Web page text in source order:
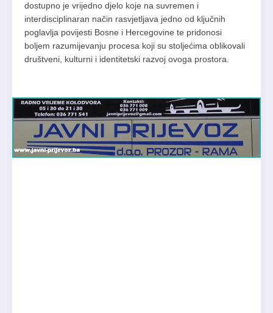
dostupno je vrijedno djelo koje na suvremen i
interdisciplinaran način rasvjetljava jedno od ključnih
poglavlja povijesti Bosne i Hercegovine te pridonosi
boljem razumijevanju procesa koji su stoljećima oblikovali
društveni, kulturni i identitetski razvoj ovoga prostora.